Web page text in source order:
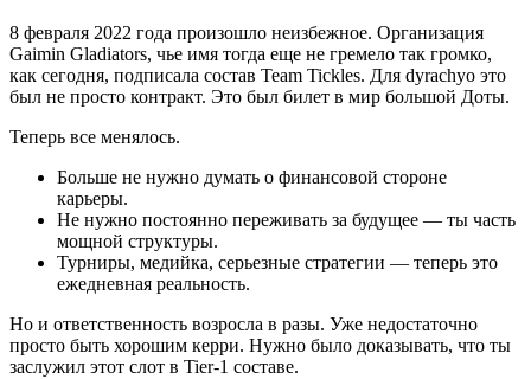
8 февраля 2022 года произошло неизбежное. Организация
Gaimin Gladiators, чье имя тогда еще не гремело так громко,
как сегодня, подписала состав Team Tickles. Для dyrachyo это
был не просто контракт. Это был билет в мир большой Доты.
Теперь все менялось.
Больше не нужно думать о финансовой стороне
карьеры.
Не нужно постоянно переживать за будущее — ты часть
мощной структуры.
Турниры, медийка, серьезные стратегии — теперь это
ежедневная реальность.
Но и ответственность возросла в разы. Уже недостаточно
просто быть хорошим керри. Нужно было доказывать, что ты
заслужил этот слот в Tier-1 составе.